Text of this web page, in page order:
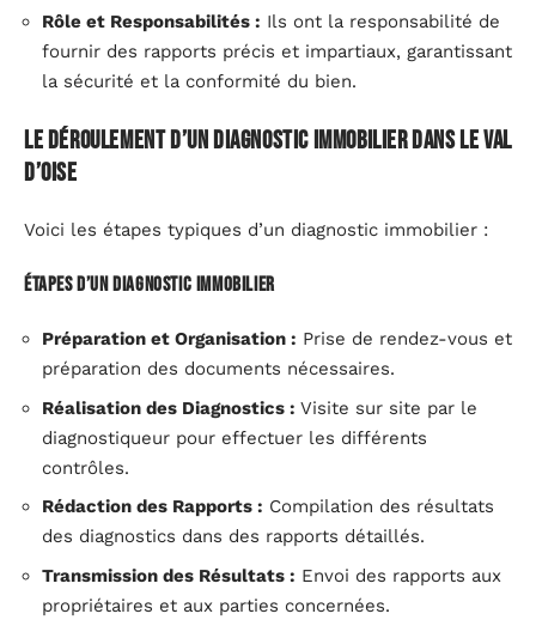
Rôle et Responsabilités : Ils ont la responsabilité de
fournir des rapports précis et impartiaux, garantissant
la sécurité et la conformité du bien.
Le déroulement d’un diagnostic immobilier dans le Val
d’Oise
Voici les étapes typiques d’un diagnostic immobilier :
Étapes d’un Diagnostic Immobilier
Préparation et Organisation : Prise de rendez-vous et
préparation des documents nécessaires.
Réalisation des Diagnostics : Visite sur site par le
diagnostiqueur pour effectuer les différents
contrôles.
Rédaction des Rapports : Compilation des résultats
des diagnostics dans des rapports détaillés.
Transmission des Résultats : Envoi des rapports aux
propriétaires et aux parties concernées.